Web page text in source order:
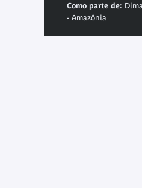
Como parte de:
- Amazônia